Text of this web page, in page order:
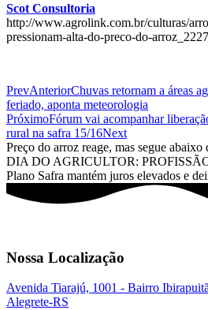
Scot Consultoria
http://www.agrolink.com.br/culturas/
pressionam-alta-do-preco-do-
PrevAnteriorChuvas retornam a áreas
feriado, aponta meteorologia
PróximoFórum vai acompanhar
rural na safra 15/16Next
Preço do arroz reage, mas segue abaixo
DIA DO AGRICULTOR:
Plano Safra mantém juros elevados e
Nossa Localização
Avenida Tiarajú, 1001 - Bairro
Alegrete-RS